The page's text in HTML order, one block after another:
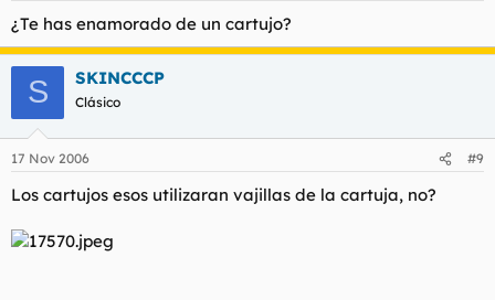
¿Te has enamorado de un cartujo?
S SKINCCCP
Clásico
17 Nov 2006 #9
Los cartujos esos utilizaran vajillas de la cartuja, no?